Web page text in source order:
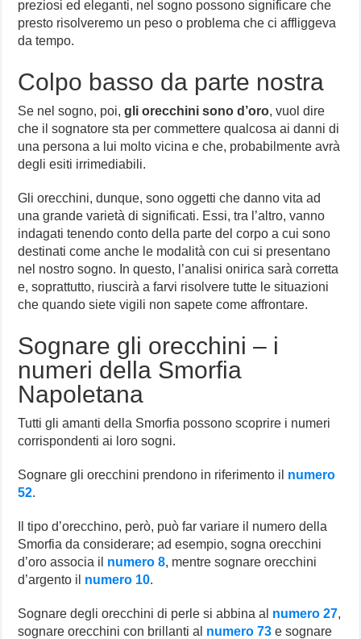
preziosi ed eleganti, nel sogno possono significare che
presto risolveremo un peso o problema che ci affliggeva
da tempo.
Colpo basso da parte nostra
Se nel sogno, poi,gli orecchini sono d’oro, vuol dire
che il sognatore sta per commettere qualcosa ai danni di
una persona a lui molto vicina e che, probabilmente avrà
degli esiti irrimediabili.
Gli orecchini, dunque, sono oggetti che danno vita ad
una grande varietà di significati. Essi, tra l’altro, vanno
indagati tenendo conto della parte del corpo a cui sono
destinati come anche le modalità con cui si presentano
nel nostro sogno. In questo, l’analisi onirica sarà corretta
e, soprattutto, riuscirà a farvi risolvere tutte le situazioni
che quando siete vigili non sapete come affrontare.
Sognare gli orecchini – i
numeri della Smorfia
Napoletana
Tutti gli amanti della Smorfia possono scoprire i numeri
corrispondenti ai loro sogni.
Sognare gli orecchini prendono in riferimento il numero
52.
Il tipo d’orecchino, però, può far variare il numero della
Smorfia da considerare; ad esempio, sogna orecchini
d’oro associa il numero 8, mentre sognare orecchini
d’argento il numero 10.
Sognare degli orecchini di perle si abbina al numero 27,
sognare orecchini con brillanti al numero 73e sognare